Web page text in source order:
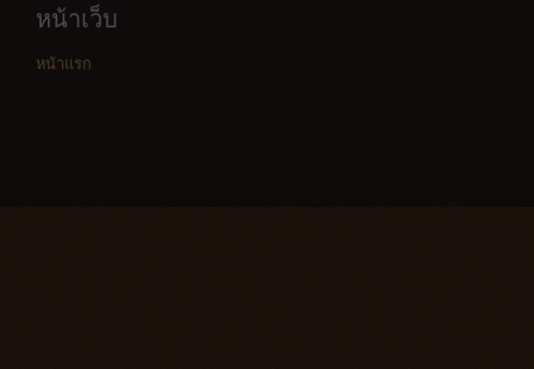
หน้าเว็บ
หน้าแรก